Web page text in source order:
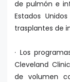
de pulmón e
Estados
trasplantes de
· Los
Cleveland
de volumen